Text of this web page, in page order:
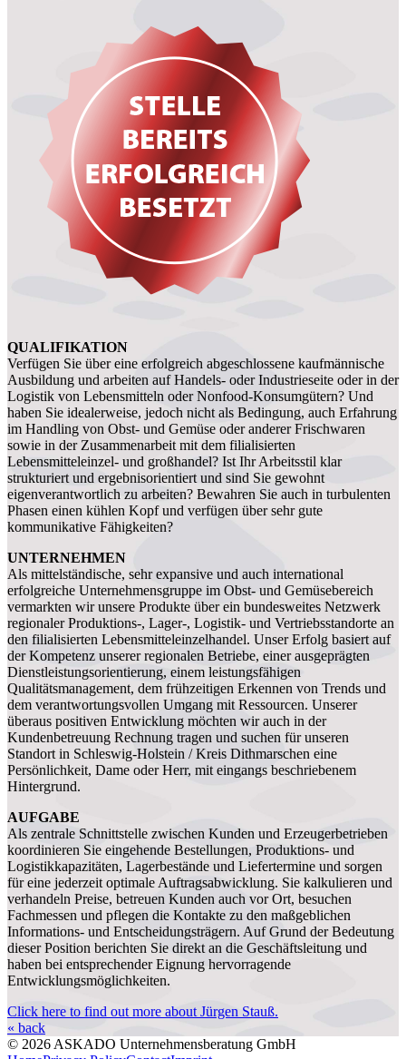
QUALIFIKATION
Verfügen Sie über eine erfolgreich abgeschlossene kaufmännische
Ausbildung und arbeiten auf Handels- oder Industrieseite oder in der
Logistik von Lebensmitteln oder Nonfood-Konsumgütern? Und
haben Sie idealerweise, jedoch nicht als Bedingung, auch Erfahrung
im Handling von Obst- und Gemüse oder anderer Frischwaren
sowie in der Zusammenarbeit mit dem filialisierten
Lebensmitteleinzel- und großhandel? Ist Ihr Arbeitsstil klar
strukturiert und ergebnisorientiert und sind Sie gewohnt
eigenverantwortlich zu arbeiten? Bewahren Sie auch in turbulenten
Phasen einen kühlen Kopf und verfügen über sehr gute
kommunikative Fähigkeiten?
UNTERNEHMEN
Als mittelständische, sehr expansive und auch international
erfolgreiche Unternehmensgruppe im Obst- und Gemüsebereich
vermarkten wir unsere Produkte über ein bundesweites Netzwerk
regionaler Produktions-, Lager-, Logistik- und Vertriebsstandorte an
den filialisierten Lebensmitteleinzelhandel. Unser Erfolg basiert auf
der Kompetenz unserer regionalen Betriebe, einer ausgeprägten
Dienstleistungsorientierung, einem leistungsfähigen
Qualitätsmanagement, dem frühzeitigen Erkennen von Trends und
dem verantwortungsvollen Umgang mit Ressourcen. Unserer
überaus positiven Entwicklung möchten wir auch in der
Kundenbetreuung Rechnung tragen und suchen für unseren
Standort in Schleswig-Holstein / Kreis Dithmarschen eine
Persönlichkeit, Dame oder Herr, mit eingangs beschriebenem
Hintergrund.
AUFGABE
Als zentrale Schnittstelle zwischen Kunden und Erzeugerbetrieben
koordinieren Sie eingehende Bestellungen, Produktions- und
Logistikkapazitäten, Lagerbestände und Liefertermine und sorgen
für eine jederzeit optimale Auftragsabwicklung. Sie kalkulieren und
verhandeln Preise, betreuen Kunden auch vor Ort, besuchen
Fachmessen und pflegen die Kontakte zu den maßgeblichen
Informations- und Entscheidungsträgern. Auf Grund der Bedeutung
dieser Position berichten Sie direkt an die Geschäftsleitung und
haben bei entsprechender Eignung hervorragende
Entwicklungsmöglichkeiten.
Click here to find out more about Jürgen Stauß.
« back
© 2026 ASKADO Unternehmensberatung GmbH